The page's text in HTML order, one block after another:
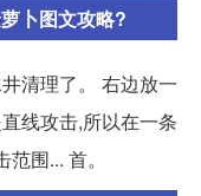
卜图文攻略?
清理了。 右边放一
线攻击,所以在一条
围... 首。